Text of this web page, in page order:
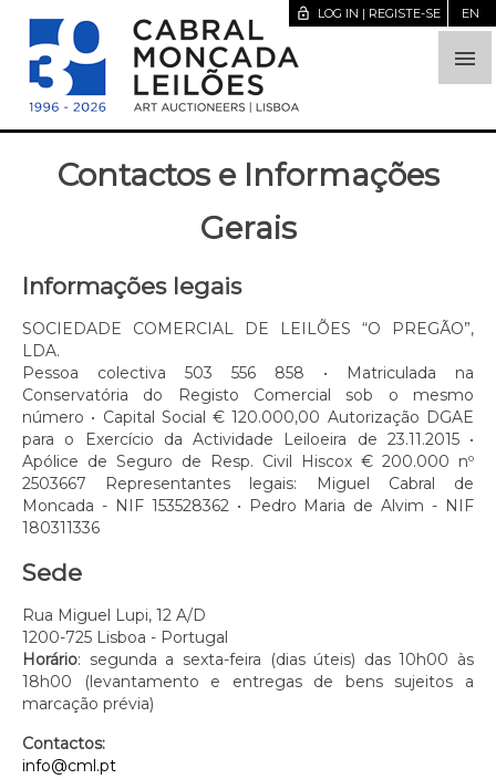

lock_open LOG IN | REGISTE-SE EN
Contactos e Informações
Gerais
Informações legais
SOCIEDADE COMERCIAL DE LEILÕES “O PREGÃO”,
LDA.
Pessoa colectiva 503 556 858 • Matriculada na
Conservatória do Registo Comercial sob o mesmo
número • Capital Social € 120.000,00 Autorização DGAE
para o Exercício da Actividade Leiloeira de 23.11.2015 •
Apólice de Seguro de Resp. Civil Hiscox € 200.000 nº
2503667 Representantes legais: Miguel Cabral de
Moncada - NIF 153528362 • Pedro Maria de Alvim - NIF
180311336
Sede
Rua Miguel Lupi, 12 A/D
1200-725 Lisboa - Portugal
Horário: segunda a sexta-feira (dias úteis) das 10h00 às
18h00 (levantamento e entregas de bens sujeitos a
marcação prévia)
Contactos:
info@cml.pt